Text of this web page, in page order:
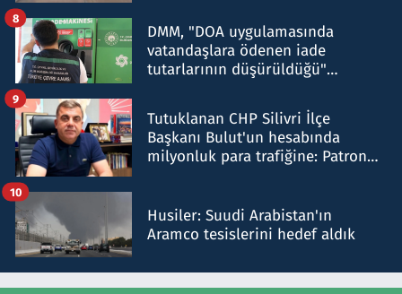
DMM, "DOA uygulamasında
vatandaşlara ödenen iade
tutarlarının düşürüldüğü"
8
Tutuklanan CHP Silivri İlçe
Başkanı Bulut'un hesabında
milyonluk para trafiğine: Patron
9
Husiler: Suudi Arabistan'ın
Aramco tesislerini hedef aldık
10